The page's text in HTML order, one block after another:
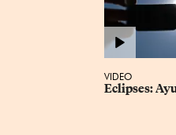
VIDEO
Eclipses: